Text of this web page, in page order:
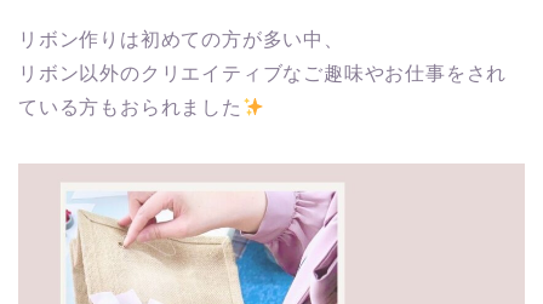
リボン作りは初めての方が多い中、
リボン以外のクリエイティブなご趣味やお仕事をされ
ている方もおられました